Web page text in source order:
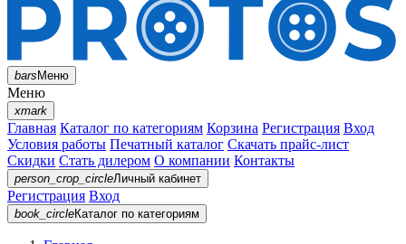
barsМеню
Меню
xmark
Главная Каталог по категориям Корзина Регистрация Вход
Условия работы Печатный каталог Скачать прайс-лист
Скидки Стать дилером О компании Контакты
person_crop_circleЛичный кабинет
Регистрация Вход
book_circleКаталог по категориям